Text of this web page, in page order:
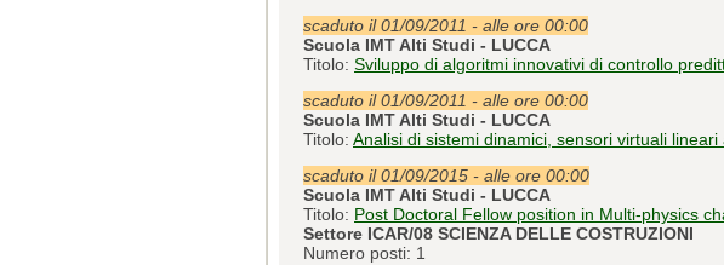
scaduto il 01/09/2011 - alle ore 00:00
Scuola IMT Alti Studi - LUCCA
Titolo: Sviluppo di algoritmi innovativi di controllo
scaduto il 01/09/2011 - alle ore 00:00
Scuola IMT Alti Studi - LUCCA
Titolo: Analisi di sistemi dinamici, sensori virtuali
scaduto il 01/09/2015 - alle ore 00:00
Scuola IMT Alti Studi - LUCCA
Titolo: Post Doctoral Fellow position in Multi-physics
Settore ICAR/08 SCIENZA DELLE COSTRUZIONI
Numero posti: 1